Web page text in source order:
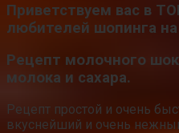
Приветствуем вас в
любителей шопинга
Рецепт молочного
молока и сахара.
Рецепт простой и очень
вкуснейший и очень